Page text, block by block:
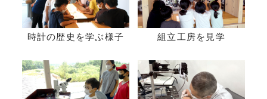
時計の歴史を学ぶ様子 組立工房を見学